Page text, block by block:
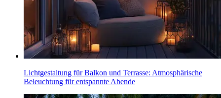
Lichtgestaltung für Balkon und Terrasse: Atmosphärische
Beleuchtung für entspannte Abende